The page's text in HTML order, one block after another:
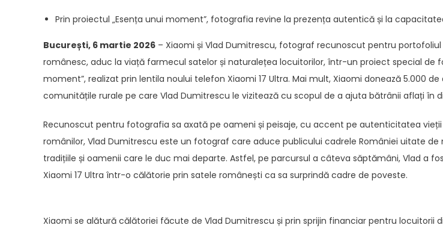
Prin proiectul „Esența unui moment”, fotografia revine la prezența autentică și la
București, 6 martie 2026 – Xiaomi și Vlad Dumitrescu, fotograf recunoscut pentru
românesc, aduc la viață farmecul satelor și naturalețea locuitorilor, într-un proiect special de
moment”, realizat prin lentila noului telefon Xiaomi 17 Ultra. Mai mult, Xiaomi donează 5.000
comunitățile rurale pe care Vlad Dumitrescu le vizitează cu scopul de a ajuta bătrânii aflați în
Recunoscut pentru fotografia sa axată pe oameni și peisaje, cu accent pe autenticitatea
românilor, Vlad Dumitrescu este un fotograf care aduce publicului cadrele României uitate de
tradițiile și oamenii care le duc mai departe. Astfel, pe parcursul a câteva săptămâni, Vlad a
Xiaomi 17 Ultra într-o călătorie prin satele românești ca sa surprindă cadre de poveste.
Xiaomi se alătură călătoriei făcute de Vlad Dumitrescu și prin sprijin financiar pentru locuitorii